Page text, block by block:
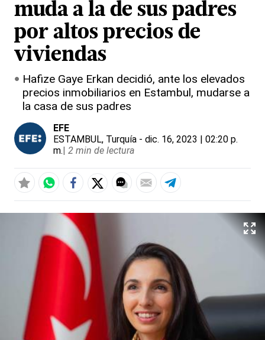
muda a la de sus padres
por altos precios de
viviendas
Hafize Gaye Erkan decidió, ante los elevados
precios inmobiliarios en Estambul, mudarse a
la casa de sus padres
EFE
ESTAMBUL, Turquía - dic. 16, 2023 | 02:20 p.
m.| 2 min de lectura